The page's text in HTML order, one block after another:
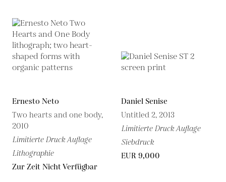
Ernesto Neto
Two hearts and one body,
2010
Limitierte Druck Auflage
Lithographie
Zur Zeit Nicht Verfügbar
Daniel Senise
Untitled 2, 2013
Limitierte Druck Auflage
Siebdruck
EUR 9,000